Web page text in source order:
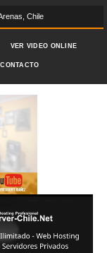
Chile
VER VIDEO ONLINE
CONTACTO